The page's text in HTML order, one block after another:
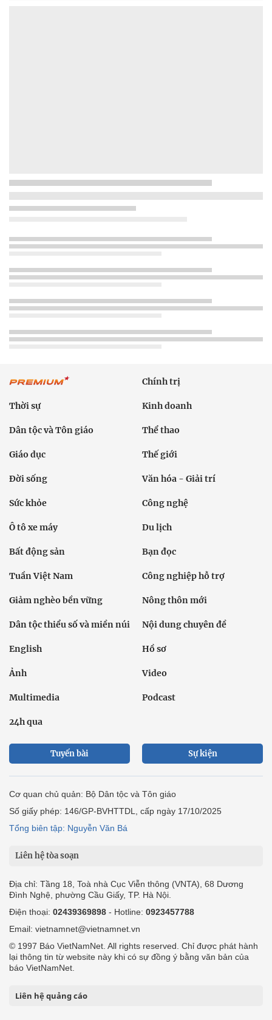
Chính trị
Thời sự Kinh doanh
Dân tộc và Tôn giáo Thể thao
Giáo dục Thế giới
Đời sống Văn hóa - Giải trí
Sức khỏe Công nghệ
Ô tô xe máy Du lịch
Bất động sản Bạn đọc
Tuần Việt Nam Công nghiệp hỗ trợ
Giảm nghèo bền vững Nông thôn mới
Dân tộc thiểu số và miền núi Nội dung chuyên đề
English Hồ sơ
Ảnh Video
Multimedia Podcast
24h qua
Tuyến bài Sự kiện
Cơ quan chủ quản: Bộ Dân tộc và Tôn giáo
Số giấy phép: 146/GP-BVHTTDL, cấp ngày 17/10/2025
Tổng biên tập: Nguyễn Văn Bá
Liên hệ tòa soạn
Địa chỉ: Tầng 18, Toà nhà Cục Viễn thông (VNTA), 68 Dương
Đình Nghệ, phường Cầu Giấy, TP. Hà Nội.
Điện thoại: 02439369898 - Hotline: 0923457788
Email: vietnamnet@vietnamnet.vn
© 1997 Báo VietNamNet. All rights reserved. Chỉ được phát hành
lại thông tin từ website này khi có sự đồng ý bằng văn bản của
báo VietNamNet.
Liên hệ quảng cáo